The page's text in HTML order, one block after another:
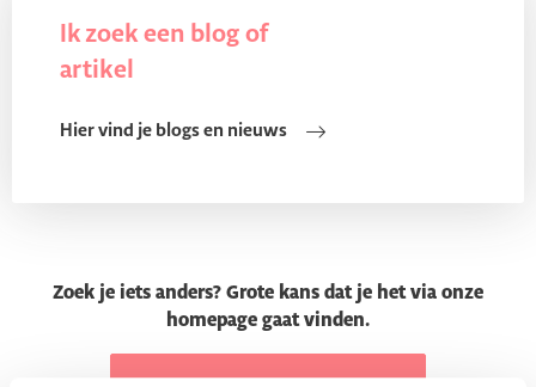
Ik zoek een blog of
artikel
Hier vind je blogs en nieuws
Zoek je iets anders? Grote kans dat je het via onze
homepage gaat vinden.